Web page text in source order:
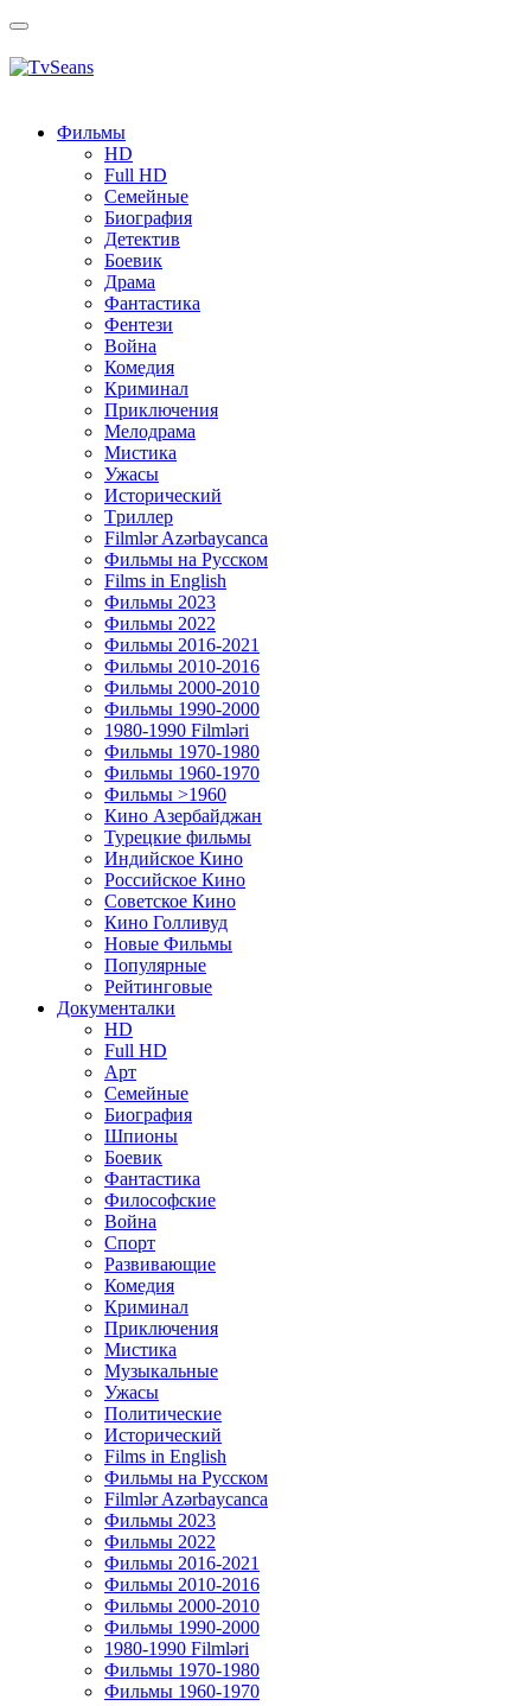
Toggle
Фильмы
HD
Full HD
Семейные
Биография
Детектив
Боевик
Драма
Фантастика
Фентези
Война
Комедия
Криминал
Приключения
Мелодрама
Мистика
Ужасы
Исторический
Tриллер
Filmlər Azərbaycanca
Фильмы на Русском
Films in English
Фильмы 2023
Фильмы 2022
Фильмы 2016-2021
Фильмы 2010-2016
Фильмы 2000-2010
Фильмы 1990-2000
1980-1990 Filmləri
Фильмы 1970-1980
Фильмы 1960-1970
Фильмы >1960
Кино Азербайджан
Турецкие фильмы
Индийское Кино
Российское Кино
Советское Кино
Кино Голливуд
Новые Фильмы
Популярные
Рейтинговые
Документалки
HD
Full HD
Арт
Семейные
Биография
Шпионы
Боевик
Фантастика
Философские
Война
Спорт
Развивающие
Комедия
Криминал
Приключения
Мистика
Музыкальные
Ужасы
Политические
Исторический
Films in English
Фильмы на Русском
Filmlər Azərbaycanca
Фильмы 2023
Фильмы 2022
Фильмы 2016-2021
Фильмы 2010-2016
Фильмы 2000-2010
Фильмы 1990-2000
1980-1990 Filmləri
Фильмы 1970-1980
Фильмы 1960-1970